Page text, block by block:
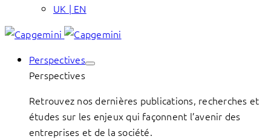
UK | EN
Perspectives
Perspectives
Retrouvez nos dernières publications, recherches et
études sur les enjeux qui façonnent l’avenir des
entreprises et de la société.